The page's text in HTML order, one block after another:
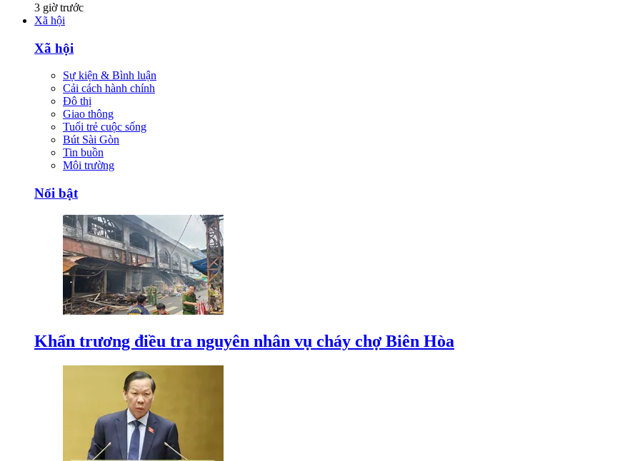
3 giờ trước
Xã hội
Xã hội
Sự kiện & Bình luận
Cải cách hành chính
Đô thị
Giao thông
Tuổi trẻ cuộc sống
Bút Sài Gòn
Tin buồn
Môi trường
Nổi bật
Khẩn trương điều tra nguyên nhân vụ cháy chợ Biên Hòa